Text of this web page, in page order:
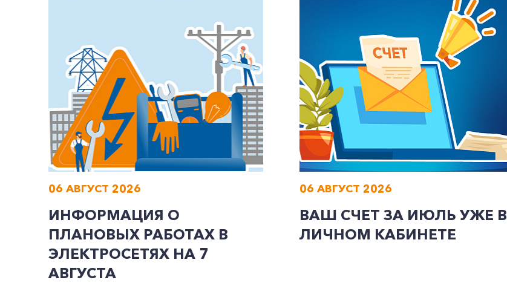
06 АВГУСТ 2026
ИНФОРМАЦИЯ О
ПЛАНОВЫХ РАБОТАХ В
ЭЛЕКТРОСЕТЯХ НА 7
АВГУСТА
06 АВГУСТ 2026
ВАШ СЧЕТ ЗА ИЮЛЬ УЖЕ В
ЛИЧНОМ КАБИНЕТЕ